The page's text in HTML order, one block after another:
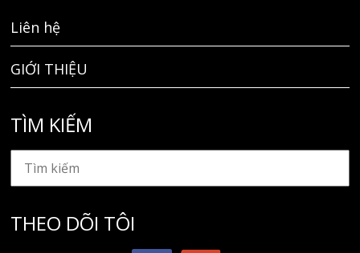
Liên hệ
GIỚI THIỆU
TÌM KIẾM
THEO DÕI TÔI